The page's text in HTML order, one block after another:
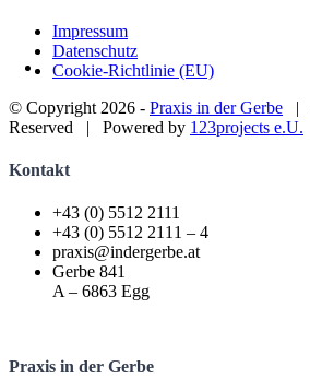
Impressum
Datenschutz
Cookie-Richtlinie (EU)
© Copyright 2026 - Praxis in der Gerbe |
Reserved | Powered by 123projects e.U.
Toggle
Area
Kontakt
+43 (0) 5512 2111
+43 (0) 5512 2111 – 4
praxis@indergerbe.at
Gerbe 841
A – 6863 Egg
Praxis in der Gerbe